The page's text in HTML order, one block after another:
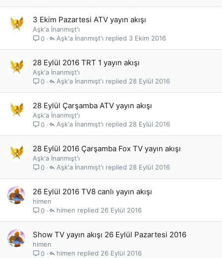
3 Ekim Pazartesi ATV yayın akışı
Aşk'a İnanmışt'ı
0
3 Ekim 2016
Aşk'a İnanmışt'ı
28 Eylül 2016 TRT 1 yayın akışı
Aşk'a İnanmışt'ı
0
28 Eylül 2016
Aşk'a İnanmışt'ı
28 Eylül Çarşamba ATV yayın akışı
Aşk'a İnanmışt'ı
0
28 Eylül 2016
Aşk'a İnanmışt'ı
28 Eylül 2016 Çarşamba Fox TV yayın akışı
Aşk'a İnanmışt'ı
0
28 Eylül 2016
Aşk'a İnanmışt'ı
26 Eylül 2016 TV8 canlı yayın akışı
himen
0
26 Eylül 2016
himen
Show TV yayın akışı 26 Eylül Pazartesi 2016
himen
0
26 Eylül 2016
himen